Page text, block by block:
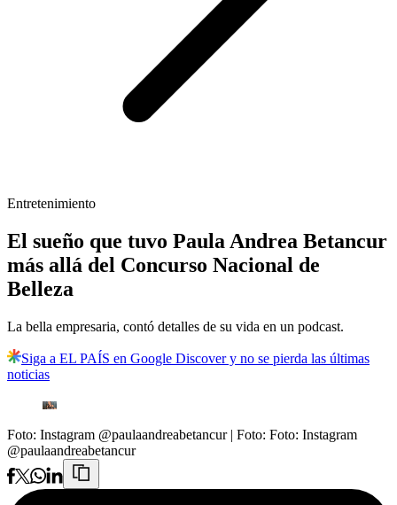
Entretenimiento
El sueño que tuvo Paula Andrea Betancur
más allá del Concurso Nacional de
Belleza
La bella empresaria, contó detalles de su vida en un podcast.
Siga a EL PAÍS en Google Discover y no se pierda las últimas
noticias
Foto: Instagram @paulaandreabetancur | Foto: Foto: Instagram
@paulaandreabetancur